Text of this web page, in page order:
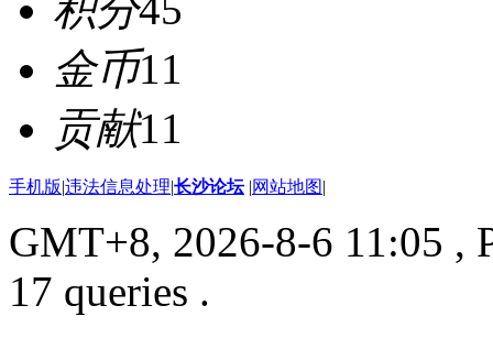
金币11
贡献11
手机版|违法信息处理|长沙论坛 |网站地图|
GMT+8, 2026-8-6 11:05 ,
17 queries .